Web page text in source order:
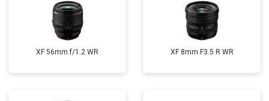
XF 56mm f/1.2 WR XF 8mm F3.5 R WR